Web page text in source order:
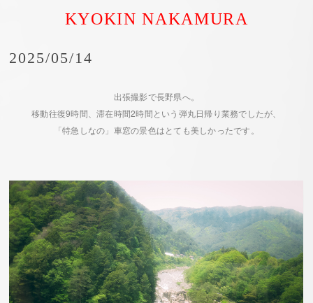
KYOKIN NAKAMURA
2025/05/14
出張撮影で長野県へ。
移動往復9時間、滞在時間2時間という弾丸日帰り業務でしたが、
「特急しなの」車窓の景色はとても美しかったです。